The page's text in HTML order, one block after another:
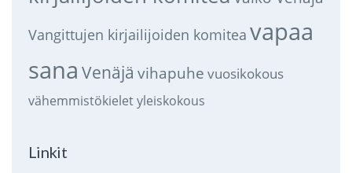
Vangittujen kirjailijoiden komitea vapaa
sana Venäjä vihapuhe vuosikokous
vähemmistökieletyleiskokous
Linkit